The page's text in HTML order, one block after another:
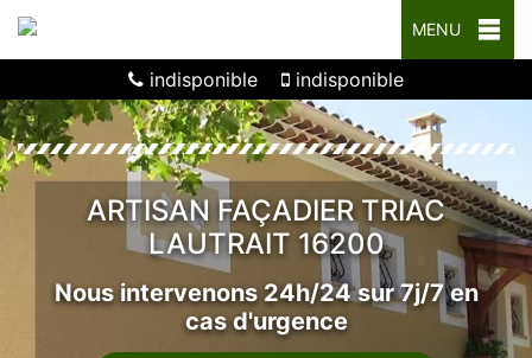
MENU
indisponible indisponible
ARTISAN FAÇADIER TRIAC
LAUTRAIT 16200
Nous intervenons 24h/24 sur 7j/7 en
cas d'urgence